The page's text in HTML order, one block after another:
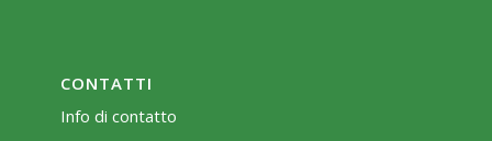
CONTATTI
Info di contatto